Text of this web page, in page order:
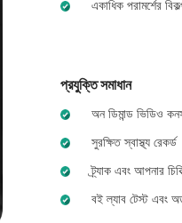
একাধিক পরামর্শের
প্রযুক্তি সমাধান
অন ডিমান্ড ভিডিও
সুরক্ষিত স্বাস্থ্য রেকর্ড
ট্র্যাক এবং আপনার
বই ল্যাব টেস্ট এবং